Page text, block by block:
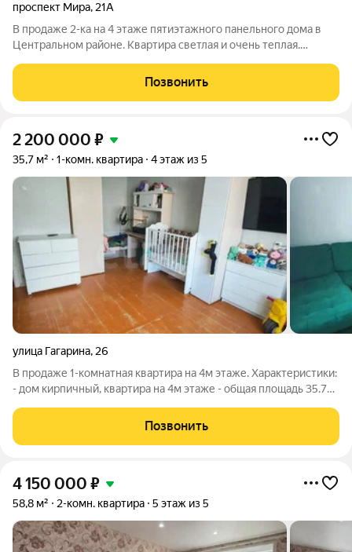
проспект Мира, 21А
В продаже 2-ка на 4 этаже пятиэтажного панельного дома в
Центральном районе. Квартира светлая и очень теплая.
разных стороны дома. Кухня 7,7 кв.м., площадь квартиры 47,1
кв.м. Раздельные комнаты.
Позвонить
2 200 000 ₽
35,7 м² 1-комн. квартира 4 этаж из 5
улица Гагарина, 26
В продаже 1-комнатная квартира на 4м этаже. Характеристики:
- дом кирпичный, квартира на 4м этаже - общая площадь 35.7
7.9 кв.м. - окна и балкон застеклены деревянными окнами -
Позвонить
4 150 000 ₽
58,8 м² 2-комн. квартира 5 этаж из 5